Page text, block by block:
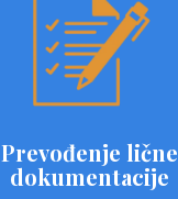
Prevođenje lične
dokumentacije